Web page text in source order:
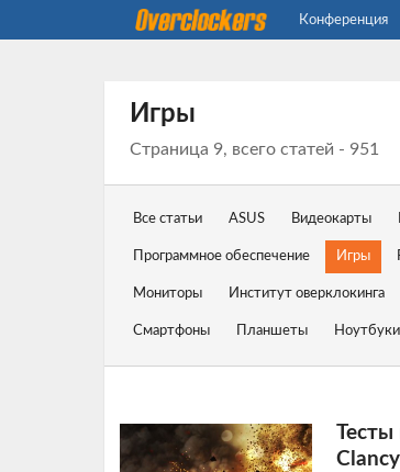
Конференция
Игры
Страница 9, всего статей - 951
Все статьи ASUS Видеокарты
Программное обеспечение Игры
Мониторы Институт оверклокинга
Смартфоны Планшеты Ноутбуки
Тесты